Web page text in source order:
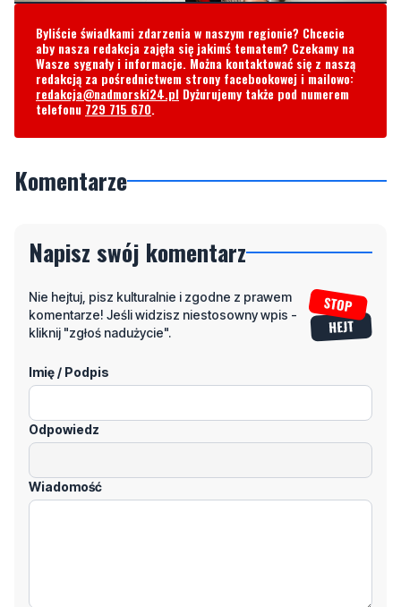
Byliście świadkami zdarzenia w naszym regionie? Chcecie
aby nasza redakcja zajęła się jakimś tematem? Czekamy na
Wasze sygnały i informacje. Można kontaktować się z naszą
redakcją za pośrednictwem strony facebookowej i mailowo:
redakcja@nadmorski24.pl Dyżurujemy także pod numerem
telefonu 729 715 670.
Komentarze
Napisz swój komentarz
Nie hejtuj, pisz kulturalnie i zgodne z prawem
komentarze! Jeśli widzisz niestosowny wpis -
kliknij "zgłoś nadużycie".
Imię / Podpis
Odpowiedz
Wiadomość